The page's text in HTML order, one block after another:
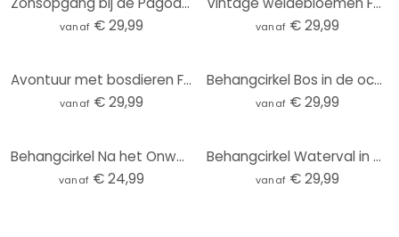
vanaf € 29,99 vanaf € 29,99
Avontuur met bosdieren Fotobehang - Kvilis - Rond - zelfklevend/niet-geweven
vanaf € 29,99
Behangcirkel Bos in de ochtendmist - Maier - vliesbehang/zelfklevend vliesbehang
vanaf € 29,99
Behangcirkel Na het Onweer - vliesbehang/zelfklevend vliesbehang
vanaf € 24,99
Behangcirkel Waterval in het Bos - vliesbehang/zelfklevend vliesbehang
vanaf € 29,99